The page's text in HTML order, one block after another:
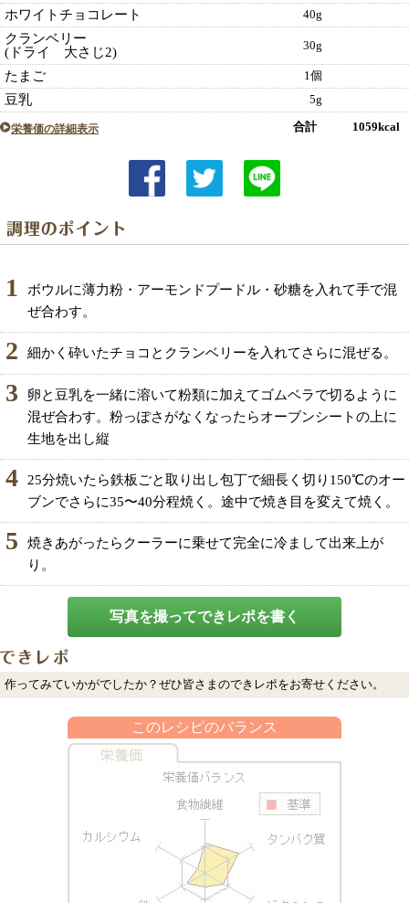
ホワイトチョコレート 40g
クランベリー
(ドライ 大さじ2)
30g
たまご 1個
豆乳 5g
栄養価の詳細表示 合計 1059kcal
1
ボウルに薄力粉・アーモンドプードル・砂糖を入れて手で混
ぜ合わす。
2 細かく砕いたチョコとクランベリーを入れてさらに混ぜる。
3
卵と豆乳を一緒に溶いて粉類に加えてゴムベラで切るように
混ぜ合わす。粉っぽさがなくなったらオーブンシートの上に
生地を出し縦
4
25分焼いたら鉄板ごと取り出し包丁で細長く切り150℃のオー
ブンでさらに35〜40分程焼く。途中で焼き目を変えて焼く。
5
焼きあがったらクーラーに乗せて完全に冷まして出来上が
り。
写真を撮ってできレポを書く
作ってみていかがでしたか？ぜひ皆さまのできレポをお寄せください。
このレシピのバランス